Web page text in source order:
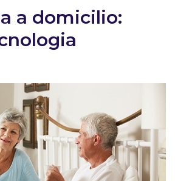
a domicilio: